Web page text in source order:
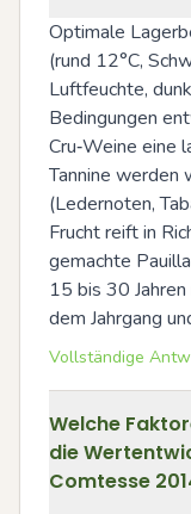
Optimale
(rund 12°C,
Luftfeuchte,
Bedingungen
Cru‑Weine eine
Tannine werden
(Ledernoten,
Frucht reift in
gemachte
15 bis 30
dem Jahrgang
Vollständige
Welche
die
Comtesse